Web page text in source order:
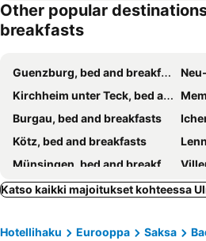
Other popular
breakfasts
Guenzburg, bed and breakfasts
Kirchheim unter Teck, bed and breakfasts
Burgau, bed and breakfasts
Kötz, bed and breakfasts
Münsingen, bed and breakfasts
Lauterach, bed and breakfasts
Uttenweiler, bed and breakfasts
Katso kaikki majoitukset kohteessa
Hotellihaku Eurooppa Saksa